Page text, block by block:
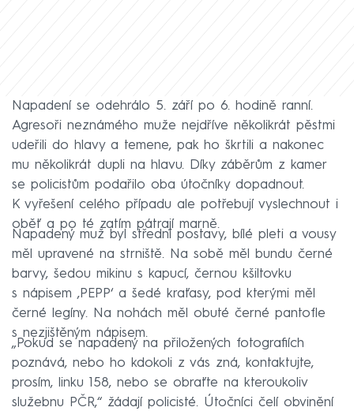
Napadení se odehrálo 5. září po 6. hodině ranní.
Agresoři neznámého muže nejdříve několikrát pěstmi
udeřili do hlavy a temene, pak ho škrtili a nakonec
mu několikrát dupli na hlavu. Díky záběrům z kamer
se policistům podařilo oba útočníky dopadnout.
K vyřešení celého případu ale potřebují vyslechnout i
oběť a po té zatím pátrají marně.
Napadený muž byl střední postavy, bílé pleti a vousy
měl upravené na strniště. Na sobě měl bundu černé
barvy, šedou mikinu s kapucí, černou kšiltovku
s nápisem ,PEPP‘ a šedé kraťasy, pod kterými měl
černé legíny. Na nohách měl obuté černé pantofle
s nezjištěným nápisem.
„Pokud se napadený na přiložených fotografiích
poznává, nebo ho kdokoli z vás zná, kontaktujte,
prosím, linku 158, nebo se obraťte na kteroukoliv
služebnu PČR,“ žádají policisté. Útočníci čelí obvinění